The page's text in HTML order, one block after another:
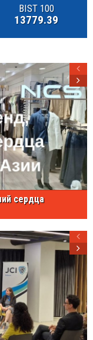
BIST 100
13779.39
сердца